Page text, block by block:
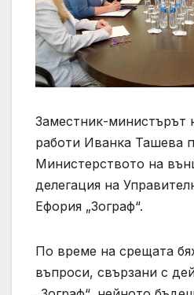
Заместник-министърът
работи Иванка Ташева
Министерството на
делегация на
Ефория „Зограф“.
По време на срещата
въпроси, свързани с